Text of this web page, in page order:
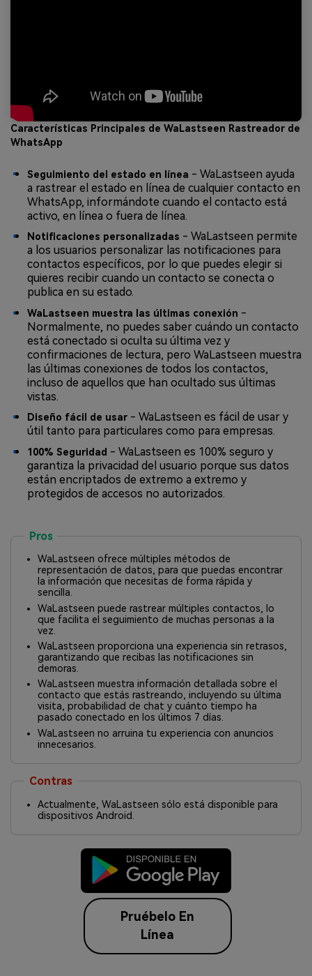
Características Principales de WaLastseen Rastreador de
WhatsApp
Seguimiento del estado en línea - WaLastseen ayuda
a rastrear el estado en línea de cualquier contacto en
WhatsApp, informándote cuando el contacto está
activo, en línea o fuera de línea.
Notificaciones personalizadas - WaLastseen permite
a los usuarios personalizar las notificaciones para
contactos específicos, por lo que puedes elegir si
quieres recibir cuando un contacto se conecta o
publica en su estado.
WaLastseen muestra las últimas conexión -
Normalmente, no puedes saber cuándo un contacto
está conectado si oculta su última vez y
confirmaciones de lectura, pero WaLastseen muestra
las últimas conexiones de todos los contactos,
incluso de aquellos que han ocultado sus últimas
vistas.
Diseño fácil de usar - WaLastseen es fácil de usar y
útil tanto para particulares como para empresas.
100% Seguridad - WaLastseen es 100% seguro y
garantiza la privacidad del usuario porque sus datos
están encriptados de extremo a extremo y
protegidos de accesos no autorizados.
Pros
WaLastseen ofrece múltiples métodos de
representación de datos, para que puedas encontrar
la información que necesitas de forma rápida y
sencilla.
WaLastseen puede rastrear múltiples contactos, lo
que facilita el seguimiento de muchas personas a la
vez.
WaLastseen proporciona una experiencia sin retrasos,
garantizando que recibas las notificaciones sin
demoras.
WaLastseen muestra información detallada sobre el
contacto que estás rastreando, incluyendo su última
visita, probabilidad de chat y cuánto tiempo ha
pasado conectado en los últimos 7 días.
WaLastseen no arruina tu experiencia con anuncios
innecesarios.
Contras
Actualmente, WaLastseen sólo está disponible para
dispositivos Android.
Pruébelo En
Línea